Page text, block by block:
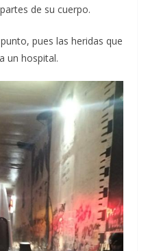
de su cuerpo.
pues las heridas que
un hospital.